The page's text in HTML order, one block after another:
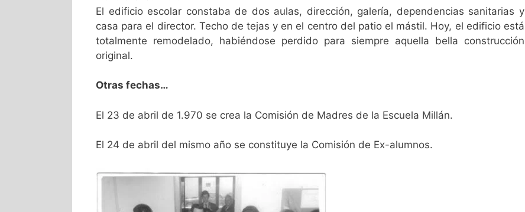
El edificio escolar constaba de dos aulas, dirección, galería, dependencias sanitarias y
casa para el director. Techo de tejas y en el centro del patio el mástil. Hoy, el edificio está
totalmente remodelado, habiéndose perdido para siempre aquella bella construcción
original.
Otras fechas…
El 23 de abril de 1.970 se crea la Comisión de Madres de la Escuela Millán.
El 24 de abril del mismo año se constituye la Comisión de Ex-alumnos.